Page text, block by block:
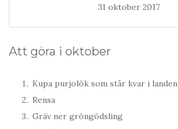
31 oktober 2017
Att göra i oktober
Kupa purjolök som står kvar i landen
Rensa
Gräv ner gröngödsling